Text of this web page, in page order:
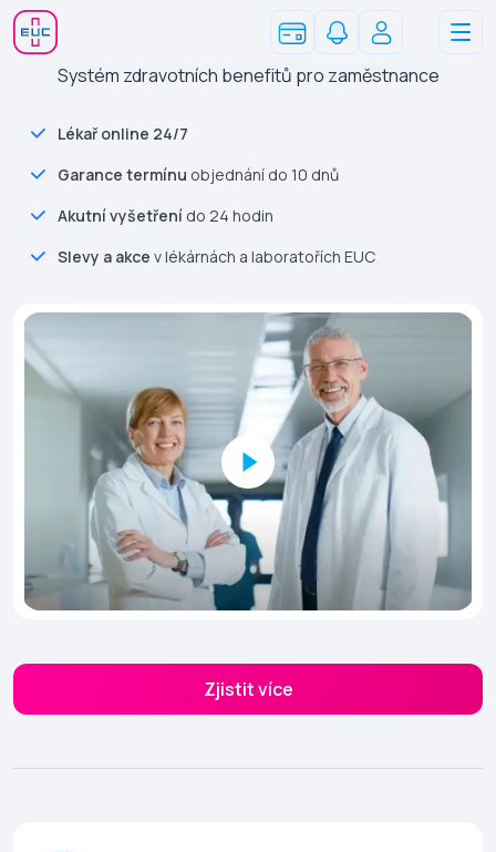
Systém zdravotních benefitů pro zaměstnance
Lékař online 24/7
Garance termínu objednání do 10 dnů
Akutní vyšetření do 24 hodin
Slevy a akce v lékárnách a laboratořích EUC
Zjistit více